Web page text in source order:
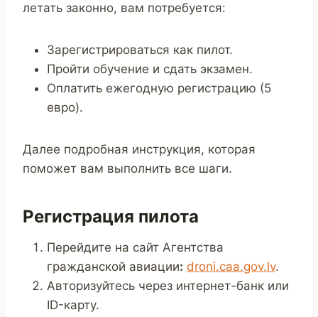
летать законно, вам потребуется:
Зарегистрироваться как пилот.
Пройти обучение и сдать экзамен.
Оплатить ежегодную регистрацию (5
евро).
Далее подробная инструкция, которая
поможет вам выполнить все шаги.
Регистрация пилота
Перейдите на сайт Агентства
гражданской авиации: droni.caa.gov.lv.
Авторизуйтесь через интернет-банк или
ID-карту.